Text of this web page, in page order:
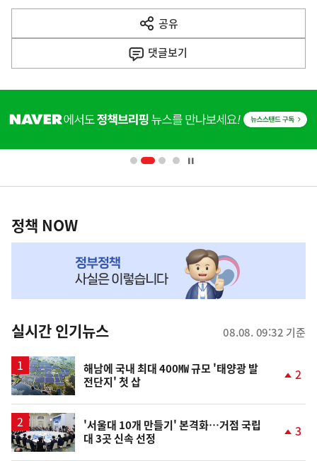
다
음
공유
열
기
댓글보기
단
영
책
NOW,
뉴
스
정책 NOW
실시간 인기뉴스 08.08. 09:32 기준
해남에 국내 최대 400㎿ 규모 '태양광 발
전단지' 첫 삽
상
2
'서울대 10개 만들기' 본격화…거점 국립
대 3곳 신속 선정
3